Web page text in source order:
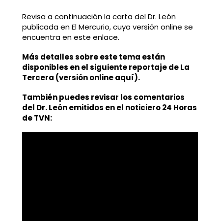
Revisa a continuación la carta del Dr. León
publicada en El Mercurio, cuya versión online se
encuentra en este enlace.
Más detalles sobre este tema están
disponibles en el siguiente reportaje de La
Tercera (versión online aquí).
También puedes revisar los comentarios
del Dr. León emitidos en el noticiero 24 Horas
de TVN: